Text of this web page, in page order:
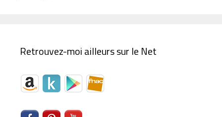
Retrouvez-moi ailleurs sur le Net